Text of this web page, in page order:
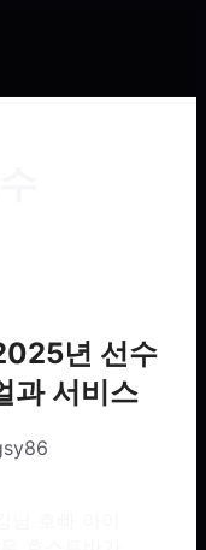
년 선수
과 서비스